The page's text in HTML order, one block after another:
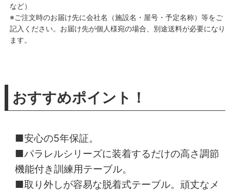
など）
※ご注文時のお届け先に会社名（施設名・屋号・予定名称）等をご
記入ください。お届け先が個人様宛の場合、別途送料が必要になり
ます。
おすすめポイント！
■安心の5年保証。
■パラレルシリーズに装着するだけの高さ調節
機能付き訓練用テーブル。
■取り外しが容易な脱着式テーブル。頑丈なメ